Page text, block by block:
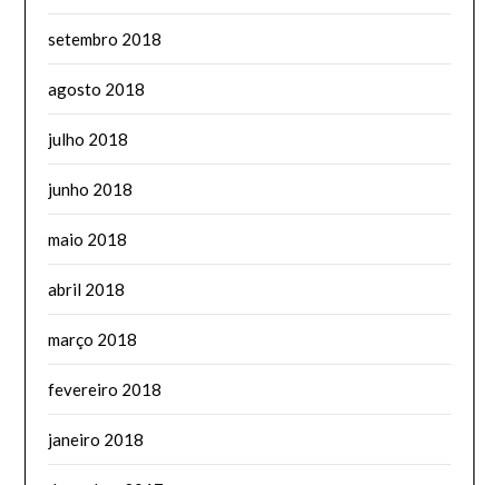
setembro 2018
agosto 2018
julho 2018
junho 2018
maio 2018
abril 2018
março 2018
fevereiro 2018
janeiro 2018